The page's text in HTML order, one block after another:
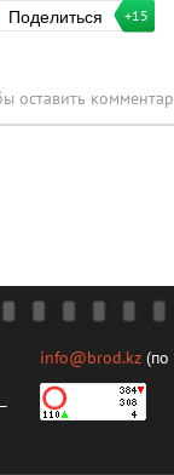
Поделиться +15
оставить
info@brod.kz (по